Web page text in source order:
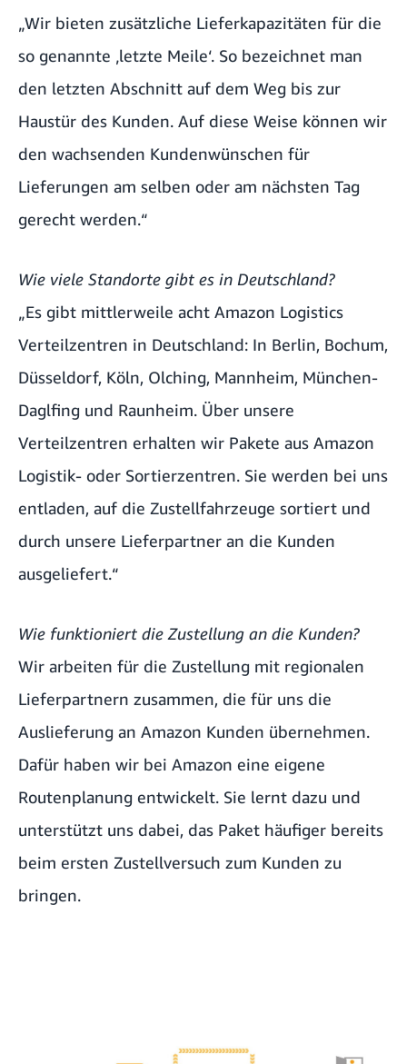
„Wir bieten zusätzliche Lieferkapazitäten für die
so genannte ‚letzte Meile‘. So bezeichnet man
den letzten Abschnitt auf dem Weg bis zur
Haustür des Kunden. Auf diese Weise können wir
den wachsenden Kundenwünschen für
Lieferungen am selben oder am nächsten Tag
gerecht werden.“
Wie viele Standorte gibt es in Deutschland?
„Es gibt mittlerweile acht Amazon Logistics
Verteilzentren in Deutschland: In Berlin, Bochum,
Düsseldorf, Köln, Olching, Mannheim, München-
Daglfing und Raunheim. Über unsere
Verteilzentren erhalten wir Pakete aus Amazon
Logistik- oder Sortierzentren. Sie werden bei uns
entladen, auf die Zustellfahrzeuge sortiert und
durch unsere Lieferpartner an die Kunden
ausgeliefert.“
Wie funktioniert die Zustellung an die Kunden?
Wir arbeiten für die Zustellung mit regionalen
Lieferpartnern zusammen, die für uns die
Auslieferung an Amazon Kunden übernehmen.
Dafür haben wir bei Amazon eine eigene
Routenplanung entwickelt. Sie lernt dazu und
unterstützt uns dabei, das Paket häufiger bereits
beim ersten Zustellversuch zum Kunden zu
bringen.